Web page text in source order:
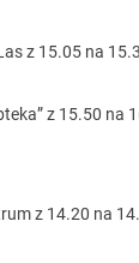
z 15.05 na
z 15.50 na
z 14.20 na